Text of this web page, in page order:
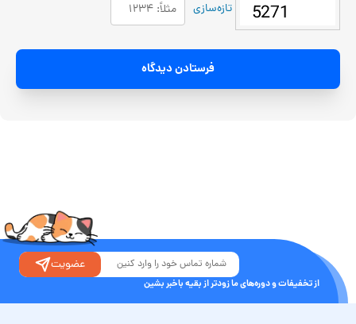
تازه‌سازی
فرستادن دیدگاه
از تخفیفات و دوره‌های ما زودتر از بقیه باخبر بشین
عضویت